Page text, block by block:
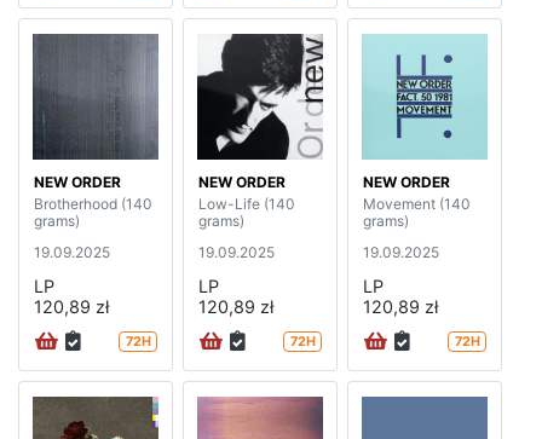
NEW ORDER
Brotherhood (140
grams)
19.09.2025
LP
120,89 zł
72H
NEW ORDER
Low-Life (140
grams)
19.09.2025
LP
120,89 zł
72H
NEW ORDER
Movement (140
grams)
19.09.2025
LP
120,89 zł
72H